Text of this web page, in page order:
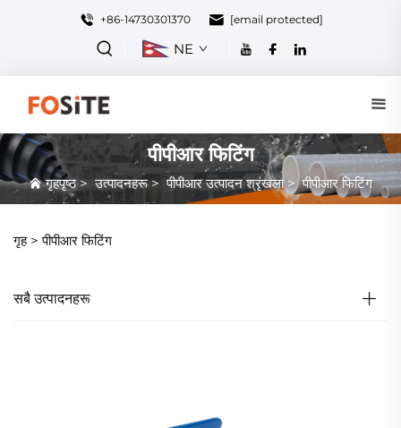
+86-14730301370 [email protected]
NE
पीपीआर फिटिंग
गृहपृष्ठ>उत्पादनहरू>पीपीआर उत्पादन श्रृंखला>पीपीआर फिटिंग
गृह > पीपीआर फिटिंग
सबै उत्पादनहरू